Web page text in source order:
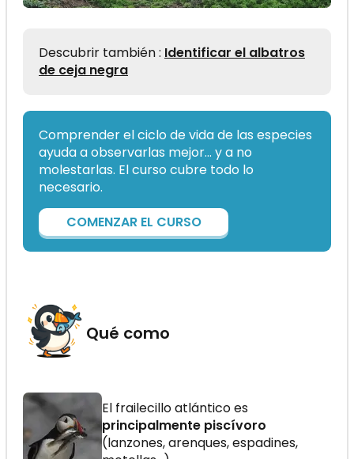
Descubrir también : Identificar el albatros
de ceja negra
Comprender el ciclo de vida de las especies
ayuda a observarlas mejor… y a no
molestarlas. El curso cubre todo lo
necesario.
COMENZAR EL CURSO
Qué como
El frailecillo atlántico es
principalmente piscívoro
(lanzones, arenques, espadines,